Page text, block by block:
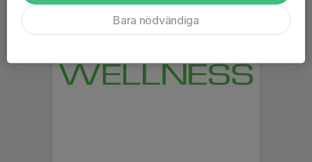
Bara nödvändiga